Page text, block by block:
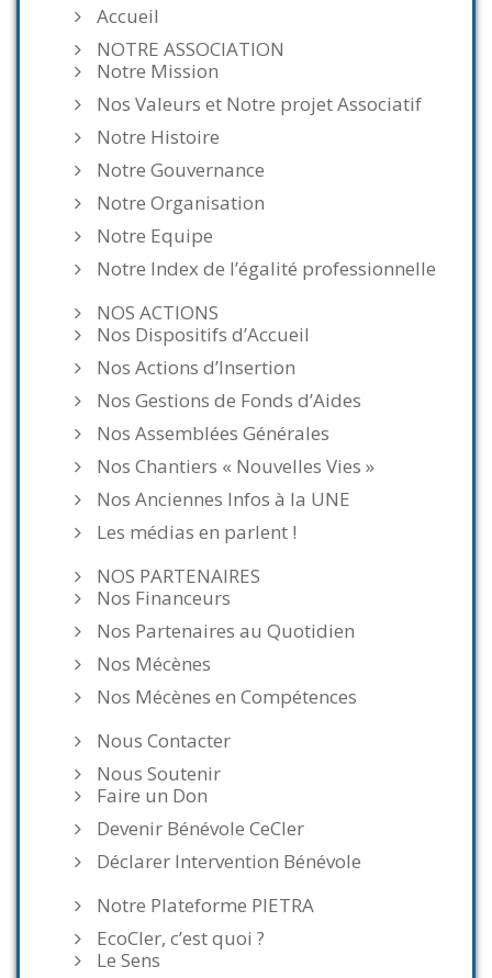
Accueil
NOTRE ASSOCIATION
Notre Mission
Nos Valeurs et Notre projet Associatif
Notre Histoire
Notre Gouvernance
Notre Organisation
Notre Equipe
Notre Index de l’égalité professionnelle
NOS ACTIONS
Nos Dispositifs d’Accueil
Nos Actions d’Insertion
Nos Gestions de Fonds d’Aides
Nos Assemblées Générales
Nos Chantiers « Nouvelles Vies »
Nos Anciennes Infos à la UNE
Les médias en parlent !
NOS PARTENAIRES
Nos Financeurs
Nos Partenaires au Quotidien
Nos Mécènes
Nos Mécènes en Compétences
Nous Contacter
Nous Soutenir
Faire un Don
Devenir Bénévole CeCler
Déclarer Intervention Bénévole
Notre Plateforme PIETRA
EcoCler, c’est quoi ?
Le Sens